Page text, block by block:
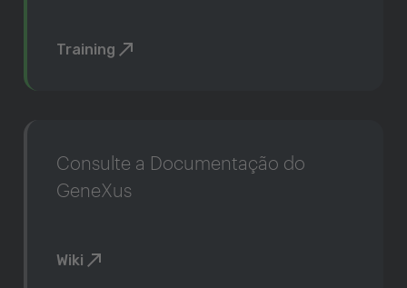
Training
Consulte a Documentação do
GeneXus
Wiki